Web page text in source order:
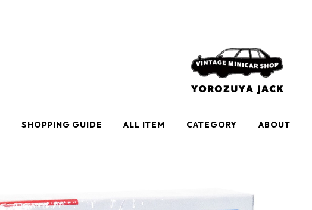
SHOPPING GUIDE ALL ITEM CATEGORY ABOUT